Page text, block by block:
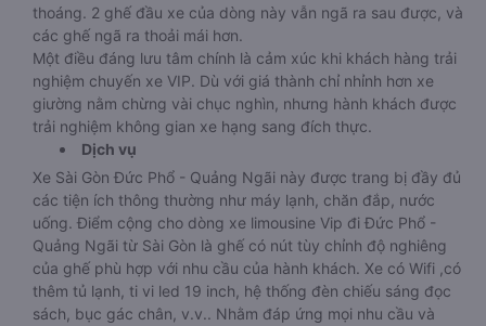
thoáng. 2 ghế đầu xe của dòng này vẫn ngã ra sau được, và
các ghế ngã ra thoải mái hơn.
Một điều đáng lưu tâm chính là cảm xúc khi khách hàng trải
nghiệm chuyến xe VIP. Dù với giá thành chỉ nhỉnh hơn xe
giường nằm chừng vài chục nghìn, nhưng hành khách được
trải nghiệm không gian xe hạng sang đích thực.
Dịch vụ
Xe Sài Gòn Đức Phổ - Quảng Ngãi này được trang bị đầy đủ
các tiện ích thông thường như máy lạnh, chăn đắp, nước
uống. Điểm cộng cho dòng xe limousine Vip đi Đức Phổ -
Quảng Ngãi từ Sài Gòn là ghế có nút tùy chỉnh độ nghiêng
của ghế phù hợp với nhu cầu của hành khách. Xe có Wifi ,có
thêm tủ lạnh, ti vi led 19 inch, hệ thống đèn chiếu sáng đọc
sách, bục gác chân, v.v.. Nhằm đáp ứng mọi nhu cầu và